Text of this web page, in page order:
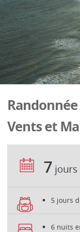
Vents et
7 jours
5 jours
6 nuits